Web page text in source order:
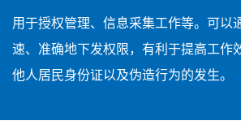
用于授权管理、信息采集工作等。可以
速、准确地下发权限，有利于提高工作
他人居民身份证以及伪造行为的发生。